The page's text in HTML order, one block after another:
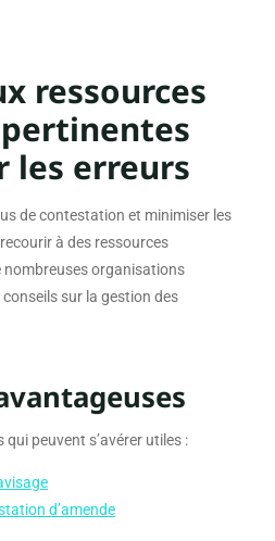
ressources
les erreurs
de contestation et minimiser les
à des ressources
nombreuses organisations
sur la gestion des
peuvent s’avérer utiles :
d’amende